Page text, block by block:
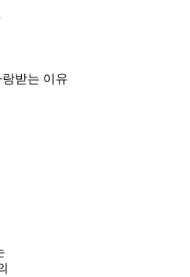
받는 이유